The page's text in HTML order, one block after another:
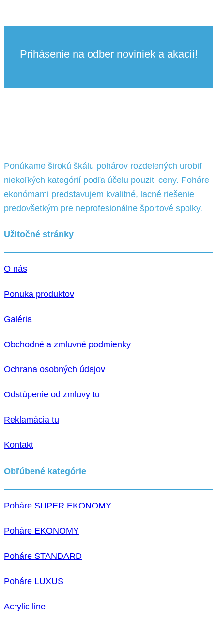
Prihásenie na odber noviniek a akacií!
Ponúkame širokú škálu pohárov rozdelených urobiť
niekoľkých kategórií podľa účelu pouziti ceny. Poháre
ekonómami predstavujem kvalitné, lacné riešenie
predovšetkým pre neprofesionálne športové spolky.
Užitočné stránky
O nás
Ponuka produktov
Galéria
Obchodné a zmluvné podmienky
Ochrana osobných údajov
Odstúpenie od zmluvy tu
Reklamácia tu
Kontakt
Obľúbené kategórie
Poháre SUPER EKONOMY
Poháre EKONOMY
Poháre STANDARD
Poháre LUXUS
Acrylic line